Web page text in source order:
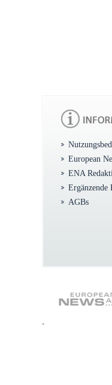
European
ENA
Ergänzende
AGBs
.